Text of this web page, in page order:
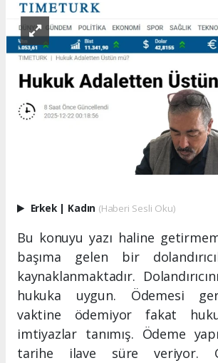
Erkek | Kadın (Haberi Sesli Oku)
Bu konuyu yazı haline
başıma gelen bir
kaynaklanmaktadır.
hukuka uygun. Ödemesi
vaktine ödemiyor fakat
imtiyazlar tanımış. Ödeme
tarihe ilave süre veriyor.